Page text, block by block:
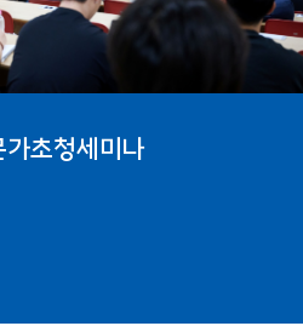
초청세미나
초청세미나
초청세미나
초청세미나
트 2025
나- 박현제